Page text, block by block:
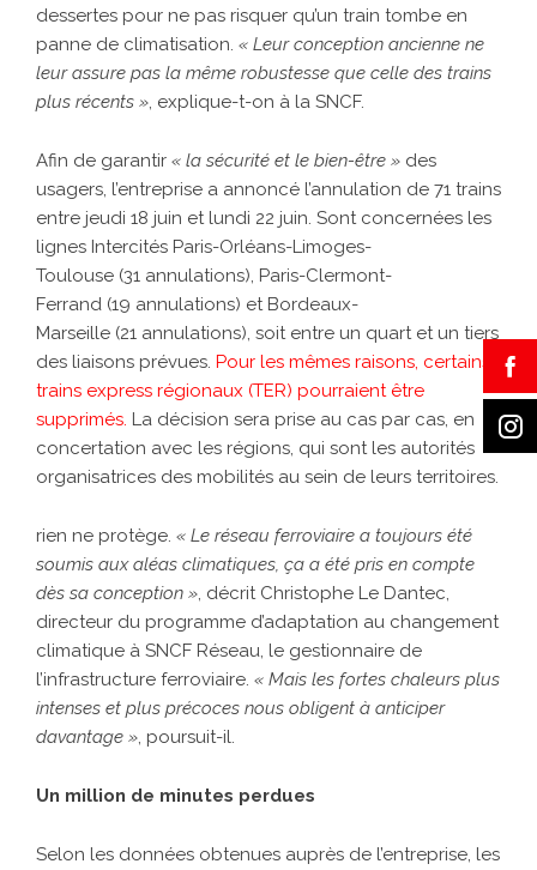
dessertes pour ne pas risquer qu’un train tombe en
panne de climatisation. « Leur conception ancienne ne
leur assure pas la même robustesse que celle des trains
plus récents », explique-t-on à la SNCF.
Afin de garantir « la sécurité et le bien-être » des
usagers, l’entreprise a annoncé l’annulation de 71 trains
entre jeudi 18 juin et lundi 22 juin. Sont concernées les
lignes Intercités Paris-Orléans-Limoges-
Toulouse (31 annulations), Paris-Clermont-
Ferrand (19 annulations) et Bordeaux-
Marseille (21 annulations), soit entre un quart et un tiers
des liaisons prévues. Pour les mêmes raisons, certains
trains express régionaux (TER) pourraient être
supprimés. La décision sera prise au cas par cas, en
concertation avec les régions, qui sont les autorités
organisatrices des mobilités au sein de leurs territoires.
rien ne protège. « Le réseau ferroviaire a toujours été
soumis aux aléas climatiques, ça a été pris en compte
dès sa conception », décrit Christophe Le Dantec,
directeur du programme d’adaptation au changement
climatique à SNCF Réseau, le gestionnaire de
l’infrastructure ferroviaire. « Mais les fortes chaleurs plus
intenses et plus précoces nous obligent à anticiper
davantage », poursuit-il.
Un million de minutes perdues
Selon les données obtenues auprès de l’entreprise, les